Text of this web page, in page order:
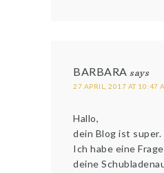
BARBARA says
27 APRIL, 2017 AT 10:47
Hallo,
dein Blog ist super.
Ich habe eine
deine